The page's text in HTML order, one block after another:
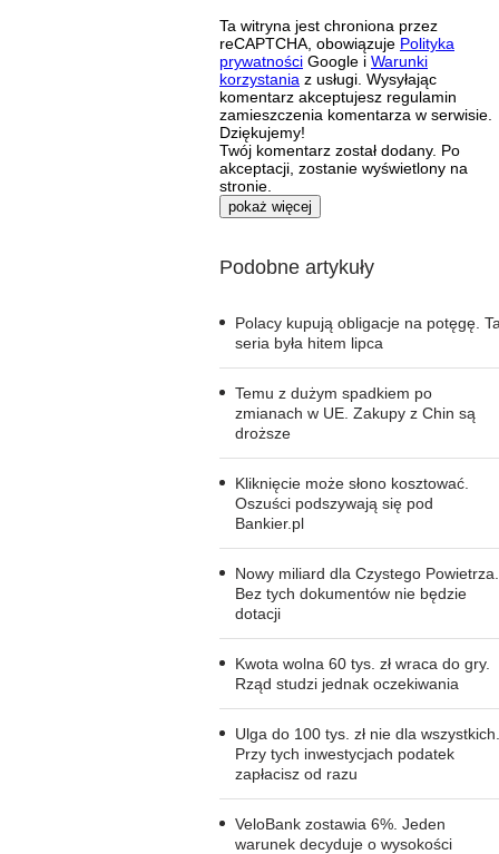
Ta witryna jest chroniona przez
reCAPTCHA, obowiązuje Polityka
prywatności Google i Warunki
korzystania z usługi. Wysyłając
komentarz akceptujesz regulamin
zamieszczenia komentarza w serwisie.
Dziękujemy!
Twój komentarz został dodany. Po
akceptacji, zostanie wyświetlony na
stronie.
pokaż więcej
Podobne artykuły
Polacy kupują obligacje na potęgę.
seria była hitem lipca
Temu z dużym spadkiem po
zmianach w UE. Zakupy z Chin są
droższe
Kliknięcie może słono kosztować.
Oszuści podszywają się pod
Bankier.pl
Nowy miliard dla Czystego Powietrza.
Bez tych dokumentów nie będzie
dotacji
Kwota wolna 60 tys. zł wraca do gry.
Rząd studzi jednak oczekiwania
Ulga do 100 tys. zł nie dla wszystkich.
Przy tych inwestycjach podatek
zapłacisz od razu
VeloBank zostawia 6%. Jeden
warunek decyduje o wysokości